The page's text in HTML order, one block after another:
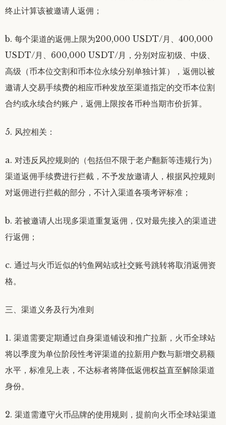
终止计算该被邀请人返佣；
b. 每个渠道的返佣上限为200,000 USDT/月、400,000
USDT/月、600,000 USDT/月，分别对应初级、中级、
高级（币本位交割和币本位永续分别单独计算），返佣以被
邀请人交易手续费的相应币种发放至渠道指定的交币本位割
合约或永续合约账户，返佣上限按各币种当期市价折算。
5. 风控相关：
a. 对违反风控规则的（包括但不限于老户翻新等违规行为）
渠道返佣手续费进行拦截，不予发放邀请人，根据风控规则
对返佣进行拦截的部分，不计入渠道各项考评标准；
b. 若被邀请人出现多渠道重复返佣，仅对最先接入的渠道进
行返佣；
c. 通过与火币近似的钓鱼网站或社交账号跳转将取消返佣资
格。
三、渠道义务及行为准则
1. 渠道需要定期通过自身渠道铺设和推广拉新，火币全球站
将以季度为单位阶段性考评渠道的拉新用户数与新增交易额
水平，标准见上表，不达标者将降低返佣权益直至解除渠道
身份。
2. 渠道需遵守火币品牌的使用规则，提前向火币全球站渠道